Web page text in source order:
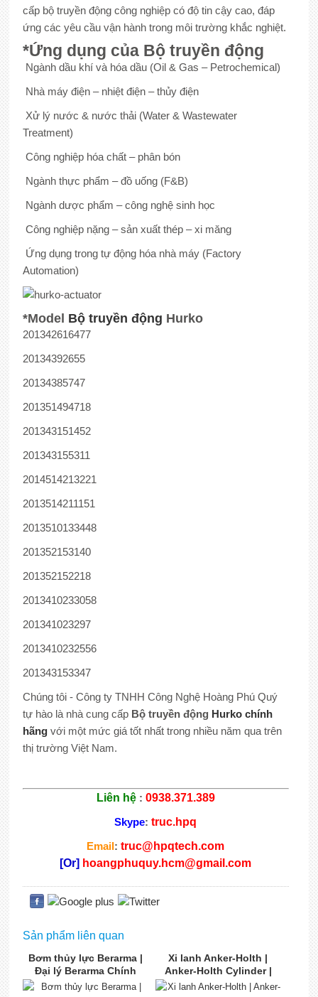
cấp bộ truyền động công nghiệp có độ tin cậy cao, đáp
ứng các yêu cầu vận hành trong môi trường khắc nghiệt.
*Ứng dụng của Bộ truyền động
Ngành dầu khí và hóa dầu (Oil & Gas – Petrochemical)
Nhà máy điện – nhiệt điện – thủy điện
Xử lý nước & nước thải (Water & Wastewater
Treatment)
Công nghiệp hóa chất – phân bón
Ngành thực phẩm – đồ uống (F&B)
Ngành dược phẩm – công nghệ sinh học
Công nghiệp nặng – sản xuất thép – xi măng
Ứng dụng trong tự động hóa nhà máy (Factory
Automation)
*Model Bộ truyền động Hurko
201342616477
20134392655
20134385747
201351494718
201343151452
201343155311
2014514213221
2013514211151
2013510133448
201352153140
201352152218
2013410233058
201341023297
2013410232556
201343153347
Chúng tôi - Công ty TNHH Công Nghệ Hoàng Phú Quý
tự hào là nhà cung cấp Bộ truyền động Hurko chính
hãngvới một mức giá tốt nhất trong nhiều năm qua trên
thị trường Việt Nam.
Liên hệ: 0938.371.389
Skype:truc.hpq
Email:truc@hpqtech.com
[Or] hoangphuquy.hcm@gmail.com
Sản phẩm liên quan
Bơm thủy lực Berarma |
Đại lý Berarma Chính
hãng | Berarma Việt Nam
Xi lanh Anker-Holth |
Anker-Holth Cylinder |
Nhà cung cấp Anker-